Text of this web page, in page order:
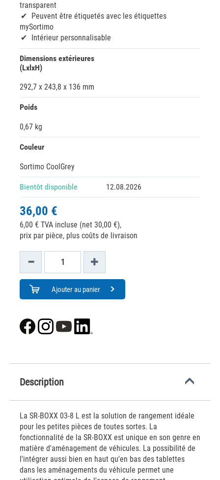
transparent
Peuvent être étiquetés avec les étiquettes
mySortimo
Intérieur personnalisable
Dimensions extérieures
(LxlxH)
292,7 x 243,8 x 136 mm
Poids
0,67 kg
Couleur
Sortimo CoolGrey
Bientôt disponible 12.08.2026
36,00 €
6,00 € TVA incluse (net 30,00 €),
prix par pièce, plus coûts de livraison
Ajouter au panier
Description
La SR-BOXX 03-8 L est la solution de rangement idéale
pour les petites pièces de toutes sortes. La
fonctionnalité de la SR-BOXX est unique en son genre en
matière d'aménagement de véhicules. La possibilité de
l'intégrer aussi bien en haut qu'en bas des tablettes
dans les aménagements du véhicule permet une